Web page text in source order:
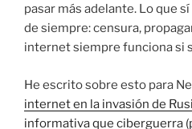
pasar más adelante. Lo que
de siempre: censura,
internet siempre funciona si
He escrito sobre esto para
internet en la invasión de
informativa que ciberguerra